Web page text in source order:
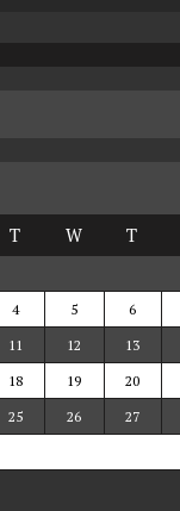
T W T
4 5 6
11 12 13
18 19 20
25 26 27